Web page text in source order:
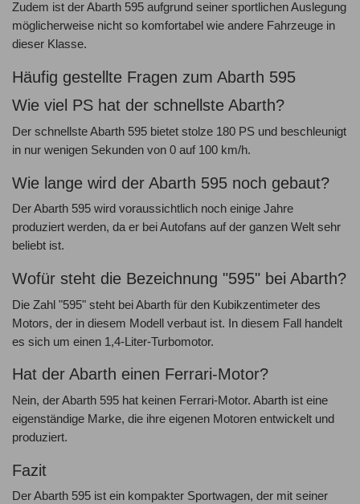
Zudem ist der Abarth 595 aufgrund seiner sportlichen Auslegung
möglicherweise nicht so komfortabel wie andere Fahrzeuge in
dieser Klasse.
Häufig gestellte Fragen zum Abarth 595
Wie viel PS hat der schnellste Abarth?
Der schnellste Abarth 595 bietet stolze 180 PS und beschleunigt
in nur wenigen Sekunden von 0 auf 100 km/h.
Wie lange wird der Abarth 595 noch gebaut?
Der Abarth 595 wird voraussichtlich noch einige Jahre
produziert werden, da er bei Autofans auf der ganzen Welt sehr
beliebt ist.
Wofür steht die Bezeichnung "595" bei Abarth?
Die Zahl "595" steht bei Abarth für den Kubikzentimeter des
Motors, der in diesem Modell verbaut ist. In diesem Fall handelt
es sich um einen 1,4-Liter-Turbomotor.
Hat der Abarth einen Ferrari-Motor?
Nein, der Abarth 595 hat keinen Ferrari-Motor. Abarth ist eine
eigenständige Marke, die ihre eigenen Motoren entwickelt und
produziert.
Fazit
Der Abarth 595 ist ein kompakter Sportwagen, der mit seiner